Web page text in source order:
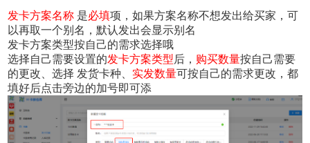
扫码或长按保存图片
点击查看大图
发卡方案名称 是必填项，如果方案名称不想发出给买家，可
以再取一个别名，默认发出会显示别名
发卡方案类型按自己的需求选择哦
选择自己需要设置的发卡方案类型后， 购买数量按自己需要
的更改、选择 发货卡种、 实发数量可按自己的需求更改，都
填好后点击旁边的加号即可添